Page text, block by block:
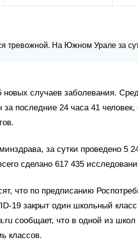
новых случаев заболевания.
последние 24 часа 41
за сутки проведено 5
сделано 617 435
что по предписанию
19 закрыт один школьный
сообщает, что в одной из школ
классов.